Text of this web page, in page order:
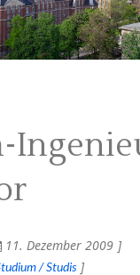
11. Dezember 2009
/ Studis